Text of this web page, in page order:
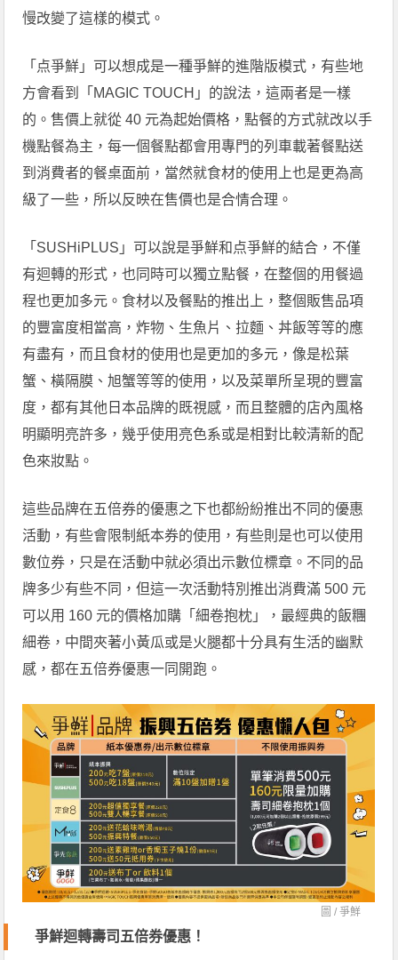
慢改變了這樣的模式。
「点爭鮮」可以想成是一種爭鮮的進階版模式，有些地
方會看到「MAGIC TOUCH」的說法，這兩者是一樣
的。售價上就從 40 元為起始價格，點餐的方式就改以手
機點餐為主，每一個餐點都會用專門的列車載著餐點送
到消費者的餐桌面前，當然就食材的使用上也是更為高
級了一些，所以反映在售價也是合情合理。
「SUSHiPLUS」可以說是爭鮮和点爭鮮的結合，不僅
有迴轉的形式，也同時可以獨立點餐，在整個的用餐過
程也更加多元。食材以及餐點的推出上，整個販售品項
的豐富度相當高，炸物、生魚片、拉麵、丼飯等等的應
有盡有，而且食材的使用也是更加的多元，像是松葉
蟹、橫隔膜、旭蟹等等的使用，以及菜單所呈現的豐富
度，都有其他日本品牌的既視感，而且整體的店內風格
明顯明亮許多，幾乎使用亮色系或是相對比較清新的配
色來妝點。
這些品牌在五倍券的優惠之下也都紛紛推出不同的優惠
活動，有些會限制紙本券的使用，有些則是也可以使用
數位券，只是在活動中就必須出示數位標章。不同的品
牌多少有些不同，但這一次活動特別推出消費滿 500 元
可以用 160 元的價格加購「細卷抱枕」，最經典的飯糰
細卷，中間夾著小黃瓜或是火腿都十分具有生活的幽默
感，都在五倍券優惠一同開跑。
圖 /爭鮮
爭鮮迴轉壽司五倍券優惠！